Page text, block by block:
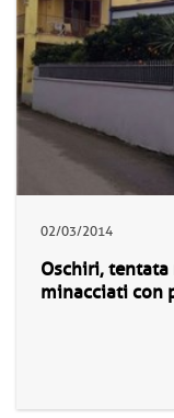
02/03/2014
Oschiri,
minacciati con